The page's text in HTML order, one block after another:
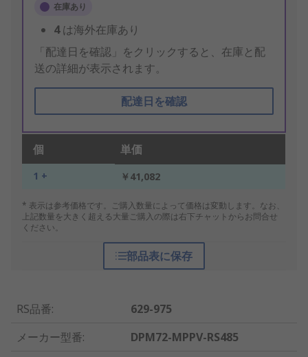
在庫あり
4は海外在庫あり
「配達日を確認」をクリックすると、在庫と配
送の詳細が表示されます。
配達日を確認
個 単価
1 + ￥41,082
* 表示は参考価格です。ご購入数量によって価格は変動します。なお、
上記数量を大きく超える大量ご購入の際は右下チャットからお問合せ
ください。
部品表に保存
RS品番:
629-975
メーカー型番:
DPM72-MPPV-RS485